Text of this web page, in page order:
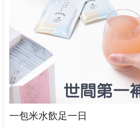
一包米水飲足一日